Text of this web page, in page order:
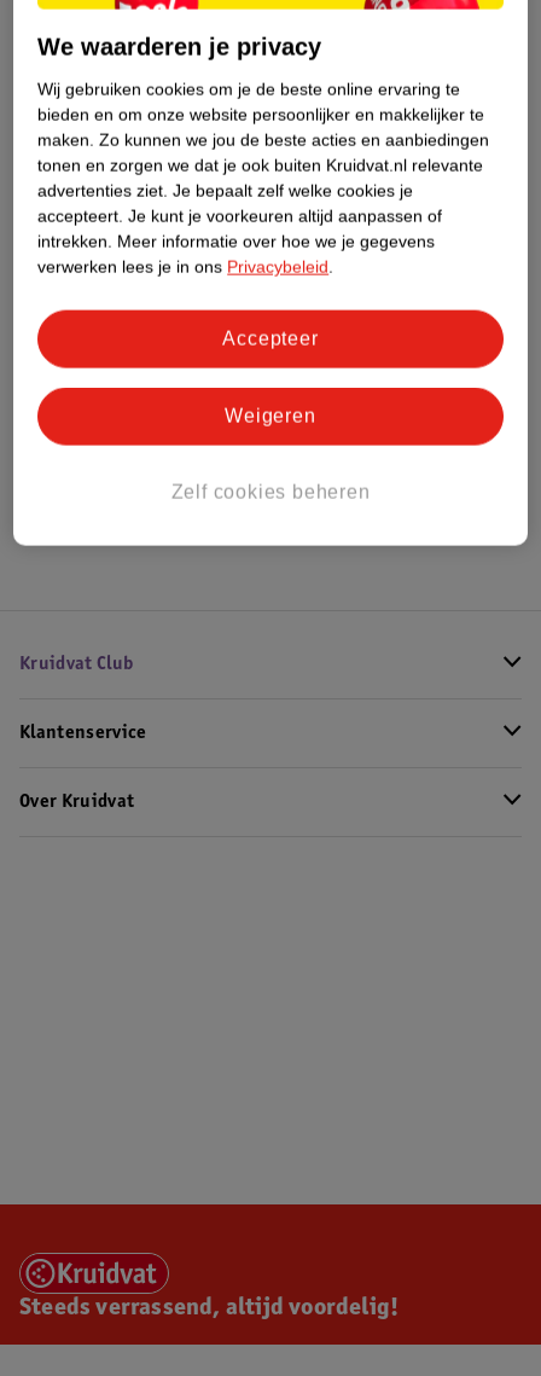
Productinformatie
Nature Impact Score
Dit product heeft (nog) geen Nature
Impact Score.
Meer informatie
Bestel & Bezorginformatie
Bekijk ook
Alle Babynestjes
Kruidvat Club
Klantenservice
Over Kruidvat
Steeds verrassend, altijd voordelig!
We waarderen je privacy
Wij gebruiken cookies om je de beste online ervaring te
bieden en om onze website persoonlijker en makkelijker te
maken. Zo kunnen we jou de beste acties en aanbiedingen
tonen en zorgen we dat je ook buiten Kruidvat.nl relevante
advertenties ziet. Je bepaalt zelf welke cookies je
accepteert. Je kunt je voorkeuren altijd aanpassen of
intrekken. Meer informatie over hoe we je gegevens
verwerken lees je in ons Privacybeleid.
Zelf cookies beheren
Weigeren
Accepteer